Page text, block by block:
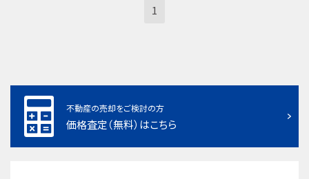
1
不動産の売却をご検討の方
価格査定（無料）はこちら